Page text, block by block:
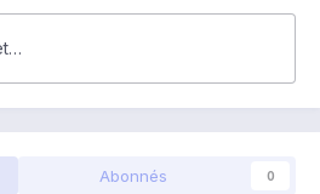
Abonnés 0